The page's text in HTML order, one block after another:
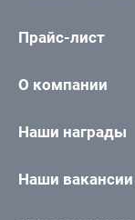
Прайс-лист
О компании
Наши награды
Наши вакансии